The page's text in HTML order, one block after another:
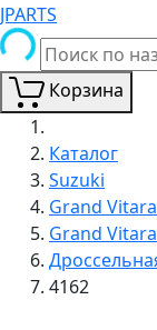
JPARTS
Корзина
Каталог
Suzuki
Grand Vitara
Grand
4162